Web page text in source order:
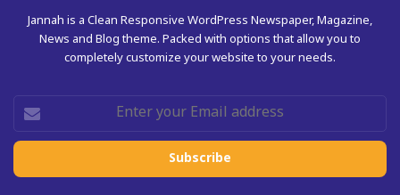
Jannah is a Clean Responsive WordPress Newspaper, Magazine,
News and Blog theme. Packed with options that allow you to
completely customize your website to your needs.
Enter
your
Email